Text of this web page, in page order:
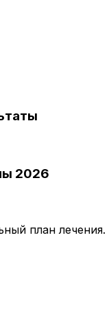
2026
план лечения.